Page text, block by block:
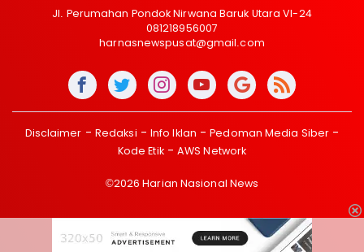
Jl. Perumahan Pondok Nirwana Baruk Utara VI-24
081218956007
harnasnewspusat@gmail.com
Disclaimer Redaksi Info Iklan
Pedoman Media Siber
Kode Etik
AWS Network
©2026 Harian Nasional News